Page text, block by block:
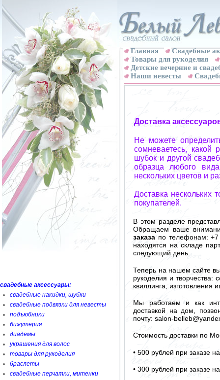
свадебные аксессуары:
свадебные накидки, шубки
свадебные подвязки для невесты
подъюбники
бижутерия
диадемы
украшения для волос
товары для рукоделия
браслеты
свадебные перчатки, митенки
Главная
Свадебные
Товары для рукоделия
Детские вечерние и
Наши невесты
Доставка
Не можете
сомневаетесь, какой
шубок и другой
образца любого
нескольких цветов и
Доставка нескольких
покупателей.
В этом разделе
Обращаем ваше
заказа по телефонам: +7
находятся на складе
следующий день.
Теперь на нашем сайте
рукоделия и творчества:
квиллинга, изготовления
Мы работаем и как
доставкой на дом,
почту: salon-
Стоимость доставки по
• 500 рублей при заказе
• 300 рублей при заказе